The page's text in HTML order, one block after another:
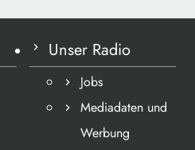
Unser Radio
Jobs
Mediadaten und
Werbung